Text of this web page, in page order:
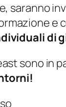
saranno
e
di
sono in